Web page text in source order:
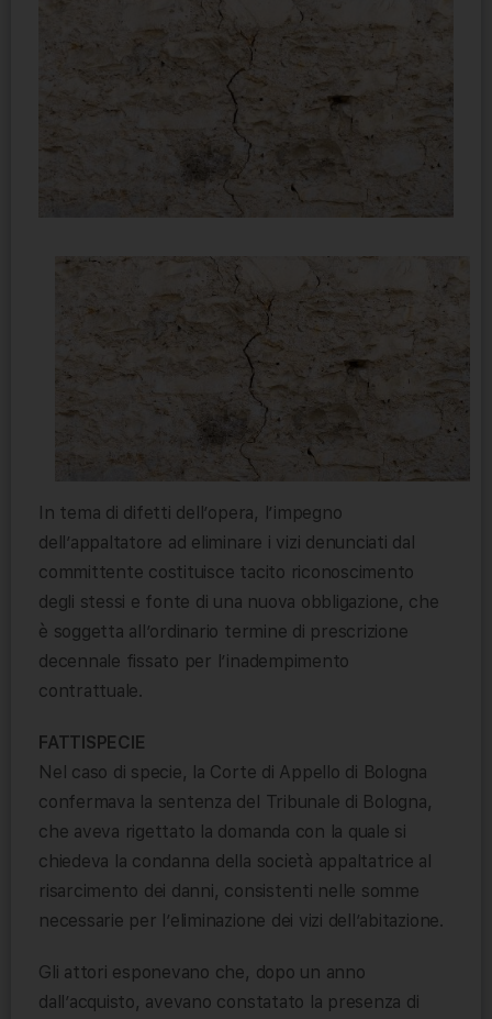
In tema di difetti dell’opera, l’impegno
dell’appaltatore ad eliminare i vizi denunciati dal
committente costituisce tacito riconoscimento
degli stessi e fonte di una nuova obbligazione, che
è soggetta all’ordinario termine di prescrizione
decennale fissato per l’inadempimento
contrattuale.
FATTISPECIE
Nel caso di specie, la Corte di Appello di Bologna
confermava la sentenza del Tribunale di Bologna,
che aveva rigettato la domanda con la quale si
chiedeva la condanna della società appaltatrice al
risarcimento dei danni, consistenti nelle somme
necessarie per l’eliminazione dei vizi dell’abitazione.
Gli attori esponevano che, dopo un anno
dall’acquisto, avevano constatato la presenza di